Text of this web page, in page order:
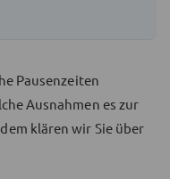
Pausenzeiten
Ausnahmen es zur
klären wir Sie über